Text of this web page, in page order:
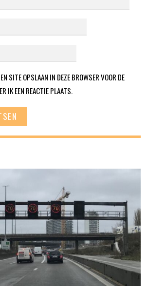
SITE OPSLAAN IN DEZE BROWSER VOOR DE
IK EEN REACTIE PLAATS.